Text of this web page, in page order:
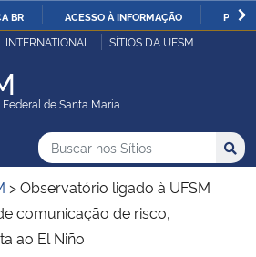
IR
BR ACESSO À INFORMAÇÃO
Pública
INTERNATIONAL SÍTIOS DA UFSM
de Santa Maria
do Sítio
Busca
Buscar no nos Sítios
Busca:
>Observatório ligado à UFSM
comunicação de risco,
ao El Niño